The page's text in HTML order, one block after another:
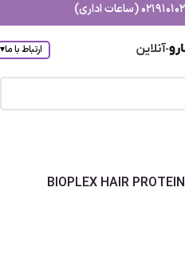
ارتباط با ما▾
پودر ماسک پروتئین مو بیوپلکس BIOPLEX HAIR PROTEIN